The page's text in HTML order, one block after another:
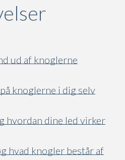
ud af knoglerne
knoglerne i dig selv
hvordan dine led virker
hvad knogler består af